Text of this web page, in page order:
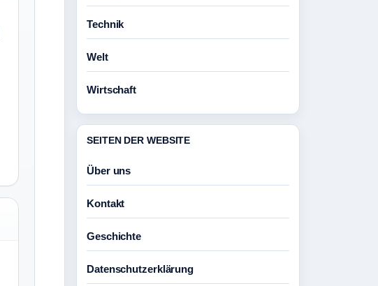
Technik
Welt
Wirtschaft
SEITEN DER WEBSITE
Über uns
Kontakt
Geschichte
Datenschutzerklärung